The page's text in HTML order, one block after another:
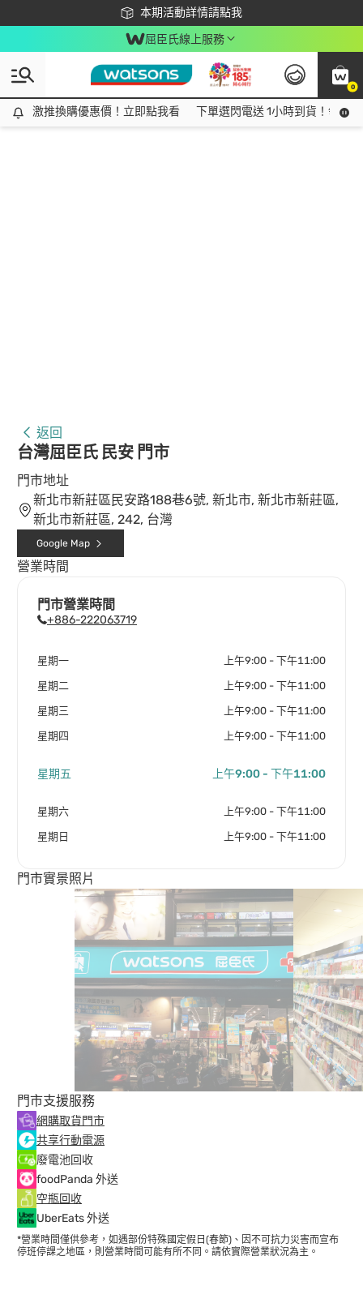
本期活動詳情請點我
下載app最高回饋$350
屈臣氏線上服務
0
激推換購優惠價！立即點我看
激推換購優惠價！立即點我看 下單選閃電送 1小時到貨！領神
返回
台灣屈臣氏 民安 門市
門市地址
新北市新莊區民安路188巷6號, 新北市, 新北市新莊區,
新北市新莊區, 242, 台灣
Google Map
營業時間
門市營業時間
+886-222063719
星期一 上午9:00 - 下午11:00
星期二 上午9:00 - 下午11:00
星期三 上午9:00 - 下午11:00
星期四 上午9:00 - 下午11:00
星期五 上午9:00 - 下午11:00
星期六 上午9:00 - 下午11:00
星期日 上午9:00 - 下午11:00
門市實景照片
門市支援服務
網購取貨門市
共享行動電源
廢電池回收
foodPanda 外送
空瓶回收
UberEats 外送
*營業時間僅供參考，如遇部份特殊國定假日(春節)、因不可抗力災害而宣布
停班停課之地區，則營業時間可能有所不同。請依實際營業狀況為主。